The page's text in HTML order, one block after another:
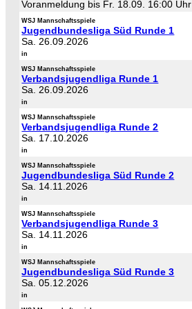
Voranmeldung bis Fr. 18.09. 16:00 Uhr
WSJ Mannschaftsspiele
Jugendbundesliga Süd Runde 1
Sa. 26.09.2026
in
WSJ Mannschaftsspiele
Verbandsjugendliga Runde 1
Sa. 26.09.2026
in
WSJ Mannschaftsspiele
Verbandsjugendliga Runde 2
Sa. 17.10.2026
in
WSJ Mannschaftsspiele
Jugendbundesliga Süd Runde 2
Sa. 14.11.2026
in
WSJ Mannschaftsspiele
Verbandsjugendliga Runde 3
Sa. 14.11.2026
in
WSJ Mannschaftsspiele
Jugendbundesliga Süd Runde 3
Sa. 05.12.2026
in